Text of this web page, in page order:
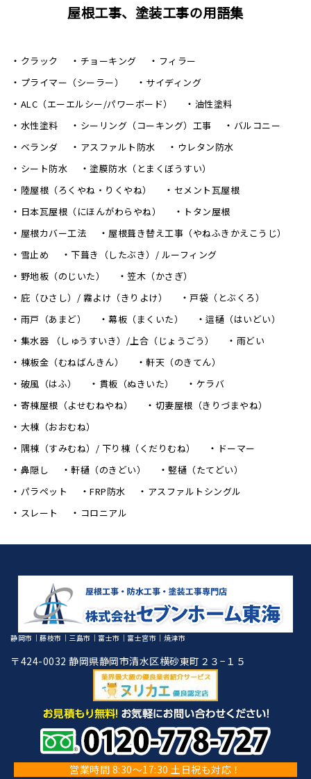
屋根工事、塗装工事の用語集
クラック チョーキング
フィラー
プライマー（シーラー）
サイディング
ALC（エーエルシー/パワーボード）
油性塗料
水性塗料
シーリング（コーキング）工事
バルコニー
ベランダ
アスファルト防水
ウレタン防水
シート防水
塗膜防水（とまくぼうすい）
陸屋根（ろくやね・りくやね）
セメント瓦屋根
日本瓦屋根（にほんがわらやね）
トタン屋根
屋根カバー工法
屋根葺き替え工事（やねふきかえこうじ）
雪止め
下葺き（したぶき）/ ルーフィング
野地板（のじいた）
笠木（かさぎ）
庇（ひさし）/ 霧よけ（きりよけ）
戸袋（とぶくろ）
雨戸（あまど）
幕板（まくいた）
這樋（はいどい）
集水器 （しゅうすいき）/上合（じょうごう）
雨どい
棟板金（むねばんきん）
軒天（のきてん）
破風（はふ）
貫板（ぬきいた）
ケラバ
寄棟屋根（よせむねやね）
切妻屋根（きりづまやね）
大棟（おおむね）
隅棟（すみむね）/ 下り棟（くだりむね）
ドーマー
鼻隠し
軒樋（のきどい）
竪樋（たてどい）
パラペット
FRP防水
アスファルトシングル
スレート
コロニアル
静岡市｜藤枝市｜三島市｜富士市｜富士宮市｜焼津市
〒424-0032 静岡県静岡市清水区横砂東町２３−１５
営業時間 8:30～17:30 土日祝も対応！